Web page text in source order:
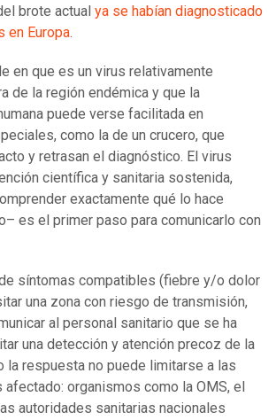
brote actual ya se habían diagnosticado
en Europa.
en que es un virus relativamente
de la región endémica y que la
puede verse facilitada en
como la de un crucero, que
y retrasan el diagnóstico. El virus
científica y sanitaria sostenida,
exactamente qué lo hace
es el primer paso para comunicarlo con
síntomas compatibles (fiebre y/o dolor
una zona con riesgo de transmisión,
al personal sanitario que se ha
una detección y atención precoz de la
la respuesta no puede limitarse a las
organismos como la OMS, el
autoridades sanitarias nacionales